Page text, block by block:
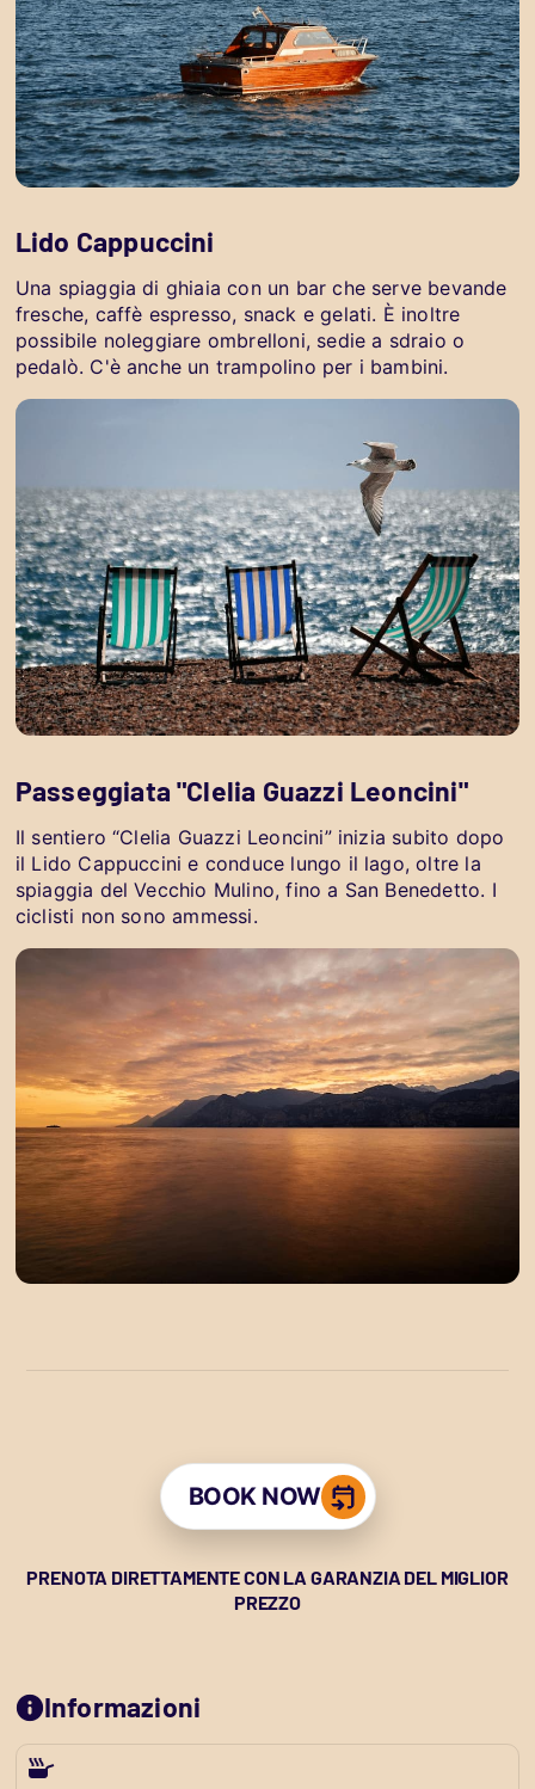
Lido Cappuccini
Una spiaggia di ghiaia con un bar che serve bevande
fresche, caffè espresso, snack e gelati. È inoltre
possibile noleggiare ombrelloni, sedie a sdraio o
pedalò. C'è anche un trampolino per i bambini.
Passeggiata "Clelia Guazzi Leoncini"
Il sentiero “Clelia Guazzi Leoncini” inizia subito dopo
il Lido Cappuccini e conduce lungo il lago, oltre la
spiaggia del Vecchio Mulino, fino a San Benedetto. I
ciclisti non sono ammessi.
BOOK NOW
PRENOTA DIRETTAMENTE CON LA GARANZIA DEL MIGLIOR
PREZZO
Informazioni